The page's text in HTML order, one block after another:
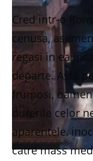
Cred intr-o
cenusa,
regasi in ea
departe. Asta
frumosi,
durerile celor
aparentele,
catre mass